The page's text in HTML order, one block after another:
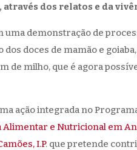
dos relatos e da
demonstração de
dos doces de mamão e
de milho, que é agora
ação integrada no
Alimentar e Nutricional em
I.P. que pretende